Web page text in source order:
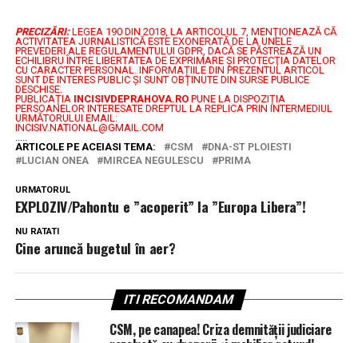
PRECIZĂRI: LEGEA 190 DIN 2018, LA ARTICOLUL 7, MENŢIONEAZĂ CĂ
ACTIVITATEA JURNALISTICĂ ESTE EXONERATĂ DE LA UNELE
PREVEDERI ALE REGULAMENTULUI GDPR, DACĂ SE PĂSTREAZĂ UN
ECHILIBRU ÎNTRE LIBERTATEA DE EXPRIMARE ŞI PROTECŢIA DATELOR
CU CARACTER PERSONAL. INFORMAȚIILE DIN PREZENTUL ARTICOL
SUNT DE INTERES PUBLIC ȘI SUNT OBȚINUTE DIN SURSE PUBLICE
DESCHISE.
PUBLICAȚIA INCISIVDEPRAHOVA.ROPUNE LA DISPOZIȚIA
PERSOANELOR INTERESATE DREPTUL LA REPLICA PRIN INTERMEDIUL
URMĂTORULUI EMAIL:
INCISIV.NATIONAL@GMAIL.COM
.....
ARTICOLE PE ACEIASI TEMA:
CSM
DNA-ST PLOIESTI
LUCIAN ONEA
MIRCEA NEGULESCU PRIMA
URMATORUL
EXPLOZIV/Pahontu e ”acoperit” la ”Europa Libera”!
NU RATATI
Cine aruncă bugetul în aer?
ITI RECOMANDAM
CSM, pe canapea! Criza demnității judiciare